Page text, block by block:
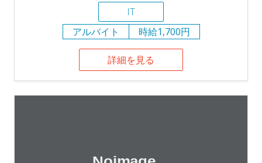
IT
アルバイト
時給1,700円
詳細を見る